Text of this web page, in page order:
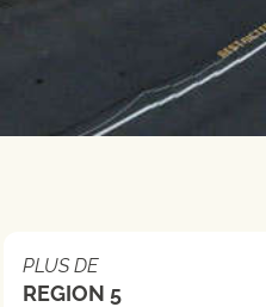
PLUS DE
REGION 5